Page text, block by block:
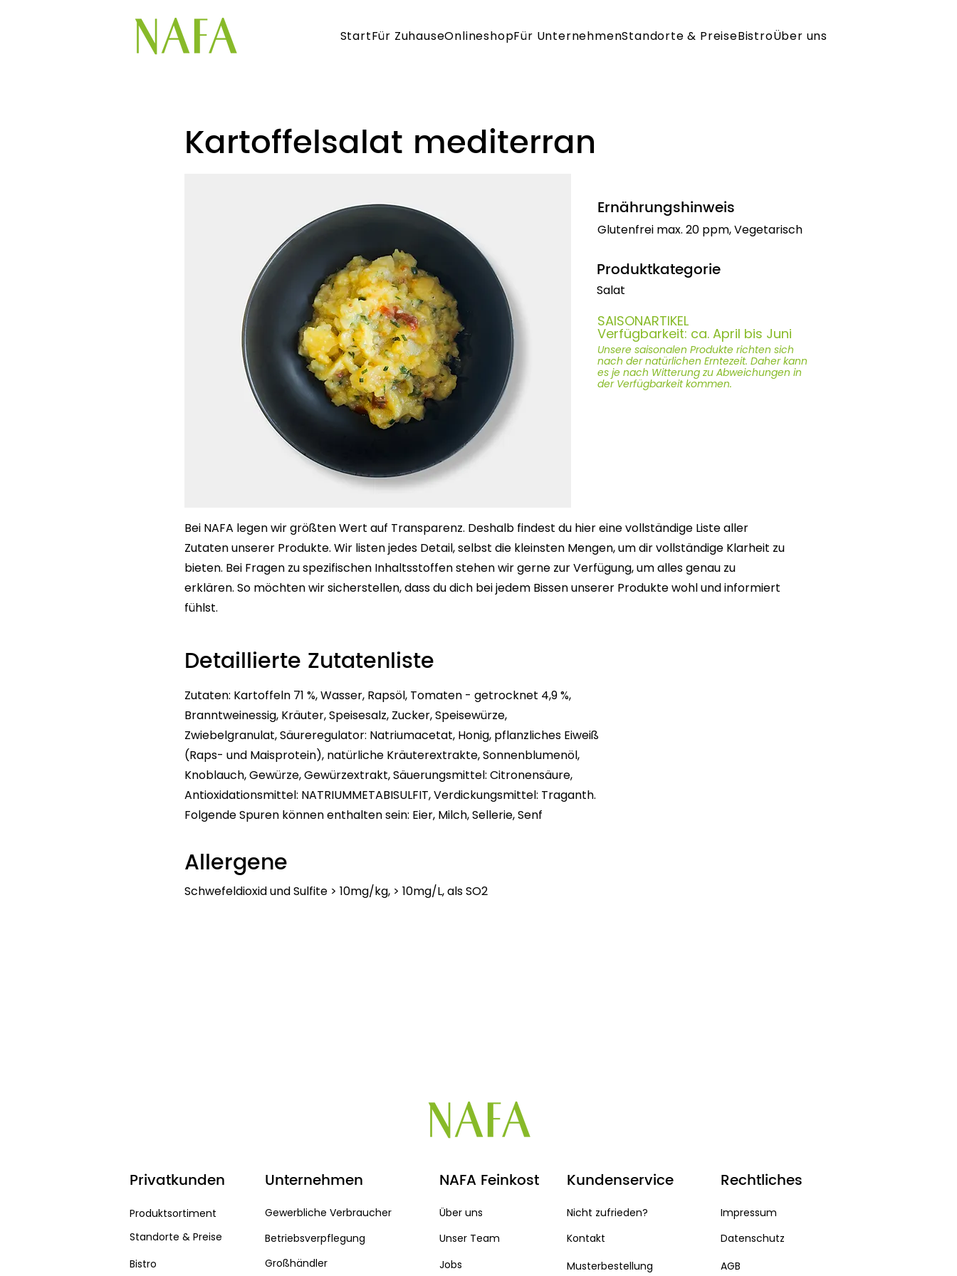
StartFür ZuhauseOnlineshopFür UnternehmenStandorte & PreiseBistroÜber uns
Kartoffelsalat mediterran
Ernährungshinweis
Glutenfrei max. 20 ppm, Vegetarisch
Produktkategorie
Salat
SAISONARTIKEL
Verfügbarkeit: ca. April bis Juni
Unsere saisonalen Produkte richten sich
nach der natürlichen Erntezeit. Daher kann
es je nach Witterung zu Abweichungen in
der Verfügbarkeit kommen.
Bei NAFA legen wir größten Wert auf Transparenz. Deshalb findest du hier eine vollständige Liste aller
Zutaten unserer Produkte. Wir listen jedes Detail, selbst die kleinsten Mengen, um dir vollständige Klarheit zu
bieten. Bei Fragen zu spezifischen Inhaltsstoffen stehen wir gerne zur Verfügung, um alles genau zu
erklären. So möchten wir sicherstellen, dass du dich bei jedem Bissen unserer Produkte wohl und informiert
fühlst.
Detaillierte Zutatenliste
Zutaten: Kartoffeln 71 %, Wasser, Rapsöl, Tomaten - getrocknet 4,9 %,
Branntweinessig, Kräuter, Speisesalz, Zucker, Speisewürze,
Zwiebelgranulat, Säureregulator: Natriumacetat, Honig, pflanzliches Eiweiß
(Raps- und Maisprotein), natürliche Kräuterextrakte, Sonnenblumenöl,
Knoblauch, Gewürze, Gewürzextrakt, Säuerungsmittel: Citronensäure,
Antioxidationsmittel: NATRIUMMETABISULFIT, Verdickungsmittel: Traganth.
Folgende Spuren können enthalten sein: Eier, Milch, Sellerie, Senf
Allergene
Schwefeldioxid und Sulfite > 10mg/kg, > 10mg/L, als SO2
Privatkunden
Produktsortiment
Standorte & Preise
Bistro
Unternehmen
Gewerbliche Verbraucher
Betriebsverpflegung
Großhändler
NAFA Feinkost
Über uns
Unser Team
Jobs
Kundenservice
Nicht zufrieden?
Kontakt
Musterbestellung
Rechtliches
Impressum
Datenschutz
AGB